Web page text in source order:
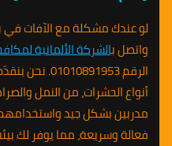
لو عندك مشكلة مع الآفات
واتصل بالشركة الألمانية
الرقم
أنواع الحشرات، من النمل
مدربين بشكل جيد واستخدامهم
فعالة وسريعة، مما يوفر لك